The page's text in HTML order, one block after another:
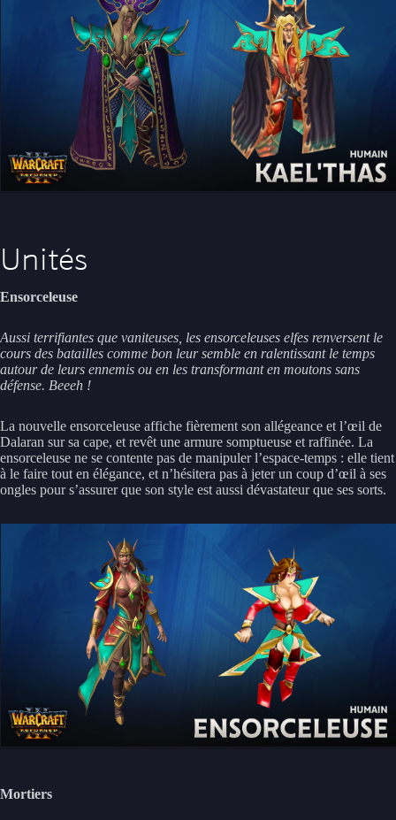
Unités
Ensorceleuse
Aussi terrifiantes que vaniteuses, les ensorceleuses elfes renversent le
cours des batailles comme bon leur semble en ralentissant le temps
autour de leurs ennemis ou en les transformant en moutons sans
défense. Beeeh !
La nouvelle ensorceleuse affiche fièrement son allégeance et l’œil de
Dalaran sur sa cape, et revêt une armure somptueuse et raffinée. La
ensorceleuse ne se contente pas de manipuler l’espace-temps : elle tient
à le faire tout en élégance, et n’hésitera pas à jeter un coup d’œil à ses
ongles pour s’assurer que son style est aussi dévastateur que ses sorts.
Mortiers